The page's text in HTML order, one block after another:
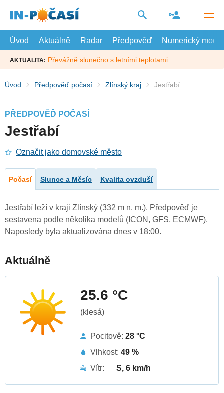
hlavní
Úvod
Aktuálně Radar Předpověď Numerický model
AKTUALITA: Převážně slunečno s letními teplotami
Úvod Předpověď počasí Zlínský kraj Jestřabí
PŘEDPOVĚĎ POČASÍ
Jestřabí
Označit jako domovské město
Počasí Slunce a Měsíc Kvalita ovzduší
Jestřabí leží v kraji Zlínský (332 m n. m.). Předpověď je
sestavena podle několika modelů (ICON, GFS, ECMWF).
Naposledy byla aktualizována dnes v 18:00.
Aktuálně
25.6 °C
(klesá)
Pocitově: 28 °C
Vlhkost: 49 %
Vítr:
S, 6 km/h